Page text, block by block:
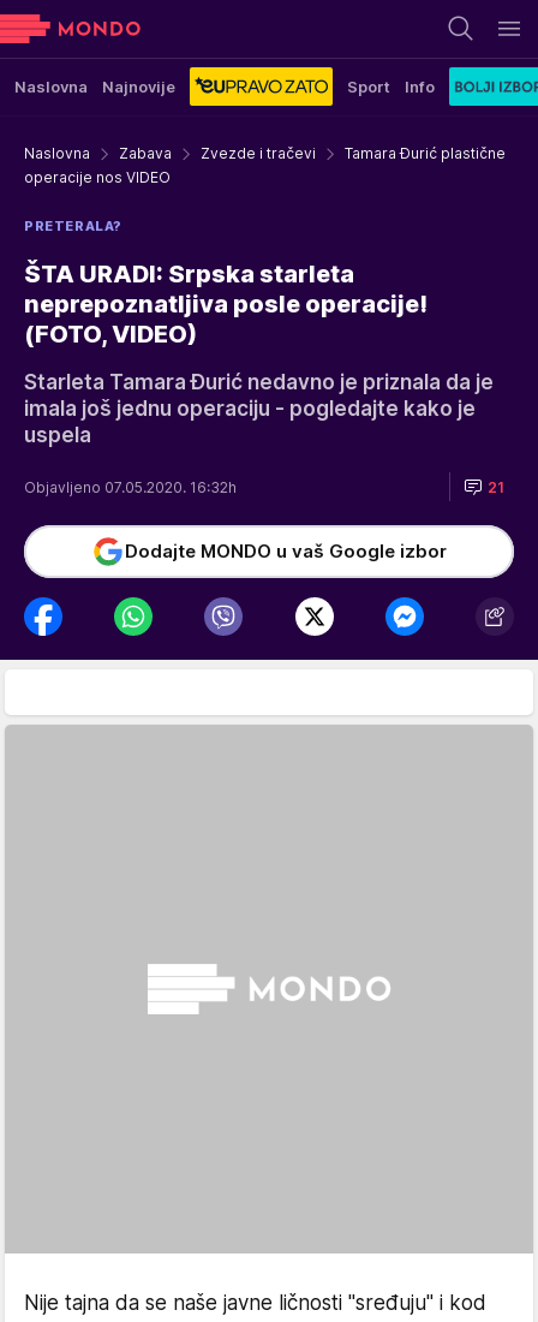
Naslovna Najnovije Sport Info
Naslovna Zabava Zvezde i tračevi
Tamara Đurić plastične
operacije nos VIDEO
PRETERALA?
ŠTA URADI: Srpska starleta
neprepoznatljiva posle operacije!
(FOTO, VIDEO)
Starleta Tamara Đurić nedavno je priznala da je
imala još jednu operaciju - pogledajte kako je
uspela
Objavljeno 07.05.2020. 16:32h 21
Dodajte MONDO u vaš Google izbor
Nije tajna da se naše javne ličnosti "sređuju" i kod